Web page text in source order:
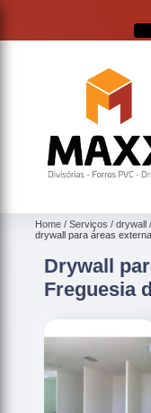
Home Serviços drywall
drywall para áreas
Drywall
Freguesia